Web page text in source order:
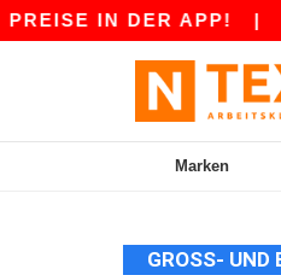
IN DER APP!|
Marken
GROSS- UND